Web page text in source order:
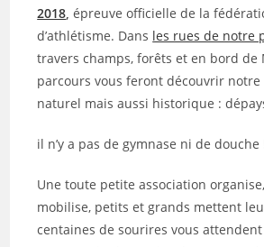
2018, épreuve officielle de la
d’athlétisme. Dans les rues de notre
travers champs, forêts et en bord de
parcours vous feront découvrir
naturel mais aussi historique :
il n’y a pas de gymnase ni de douche
Une toute petite association
mobilise, petits et grands mettent
centaines de sourires vous